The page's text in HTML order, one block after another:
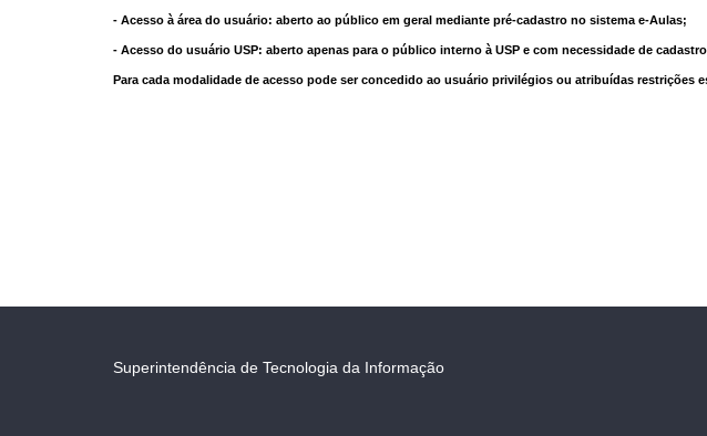
- Acesso à área do usuário: aberto ao público em geral mediante pré-cadastro no sistema e-Aulas;
- Acesso do usuário USP: aberto apenas para o público interno à USP e com necessidade de
Para cada modalidade de acesso pode ser concedido ao usuário privilégios ou atribuídas restrições
Superintendência de Tecnologia da Informação